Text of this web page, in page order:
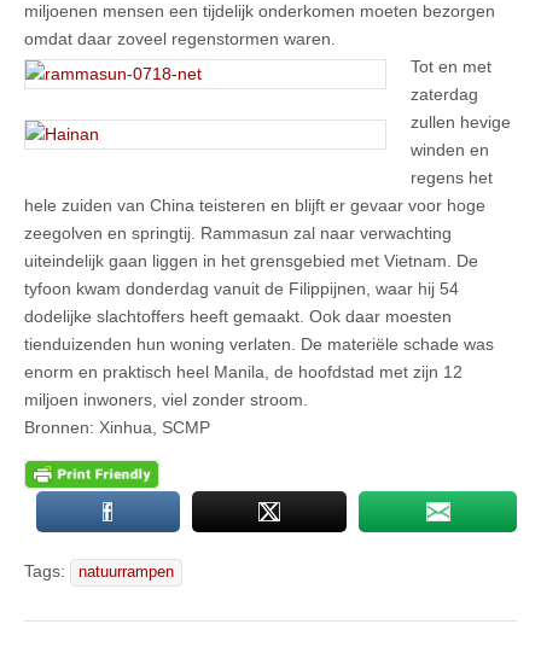
miljoenen mensen een tijdelijk onderkomen moeten bezorgen
omdat daar zoveel regenstormen waren.
Tot en met
zaterdag
zullen hevige
winden en
regens het
hele zuiden van China teisteren en blijft er gevaar voor hoge
zeegolven en springtij. Rammasun zal naar verwachting
uiteindelijk gaan liggen in het grensgebied met Vietnam. De
tyfoon kwam donderdag vanuit de Filippijnen, waar hij 54
dodelijke slachtoffers heeft gemaakt. Ook daar moesten
tienduizenden hun woning verlaten. De materiële schade was
enorm en praktisch heel Manila, de hoofdstad met zijn 12
miljoen inwoners, viel zonder stroom.
Bronnen: Xinhua, SCMP
Tags: natuurrampen